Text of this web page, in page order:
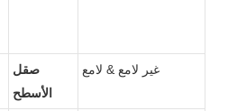
صقل
الأسطح
غير لامع & لامع